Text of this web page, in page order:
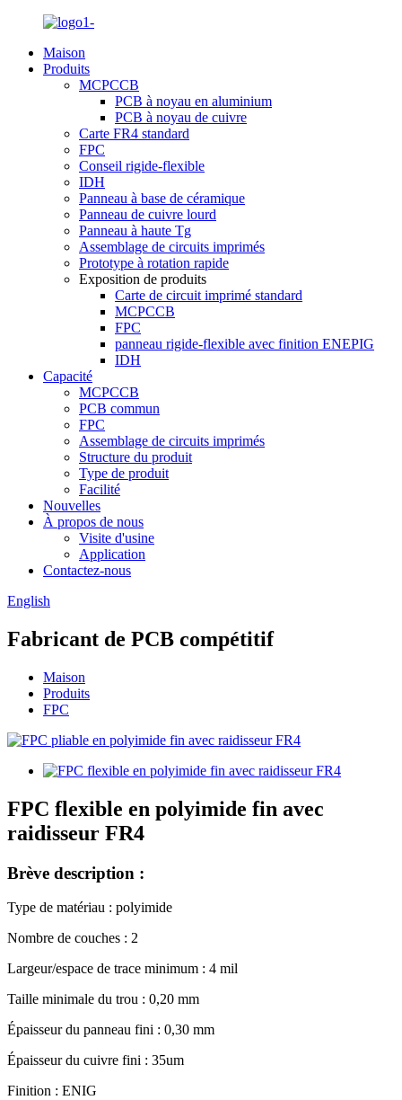
Maison
Produits
MCPCCB
PCB à noyau en aluminium
PCB à noyau de cuivre
Carte FR4 standard
FPC
Conseil rigide-flexible
IDH
Panneau à base de céramique
Panneau de cuivre lourd
Panneau à haute Tg
Assemblage de circuits imprimés
Prototype à rotation rapide
Exposition de produits
Carte de circuit imprimé standard
MCPCCB
FPC
panneau rigide-flexible avec finition ENEPIG
IDH
Capacité
MCPCCB
PCB commun
FPC
Assemblage de circuits imprimés
Structure du produit
Type de produit
Facilité
Nouvelles
À propos de nous
Visite d'usine
Application
Contactez-nous
English
Fabricant de PCB compétitif
Maison
Produits
FPC
FPC flexible en polyimide fin avec
raidisseur FR4
Brève description :
Type de matériau : polyimide
Nombre de couches : 2
Largeur/espace de trace minimum : 4 mil
Taille minimale du trou : 0,20 mm
Épaisseur du panneau fini : 0,30 mm
Épaisseur du cuivre fini : 35um
Finition : ENIG